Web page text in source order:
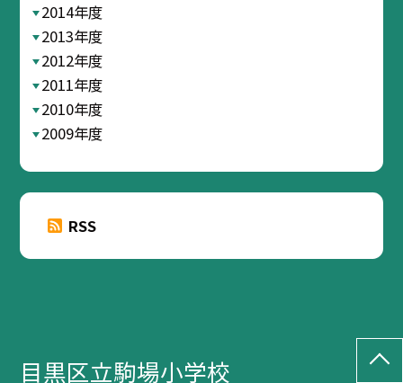
2014年度
2013年度
2012年度
2011年度
2010年度
2009年度
RSS
目黒区立駒場小学校